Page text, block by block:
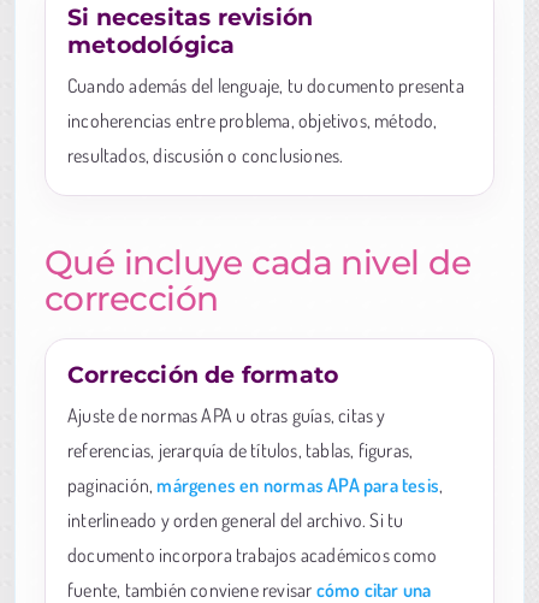
Si necesitas revisión
metodológica
Cuando además del lenguaje, tu documento presenta
incoherencias entre problema, objetivos, método,
resultados, discusión o conclusiones.
Qué incluye cada nivel de
corrección
Corrección de formato
Ajuste de normas APA u otras guías, citas y
referencias, jerarquía de títulos, tablas, figuras,
paginación,márgenes en normas APA para tesis,
interlineado y orden general del archivo. Si tu
documento incorpora trabajos académicos como
fuente, también conviene revisar cómo citar una